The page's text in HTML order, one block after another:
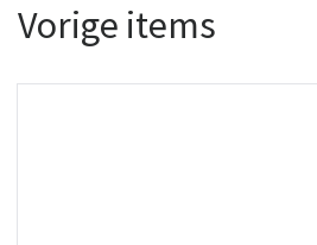
Vorige items